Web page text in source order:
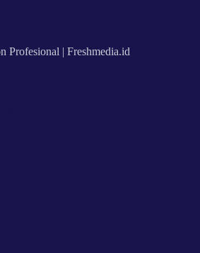
Profesional | Freshmedia.id